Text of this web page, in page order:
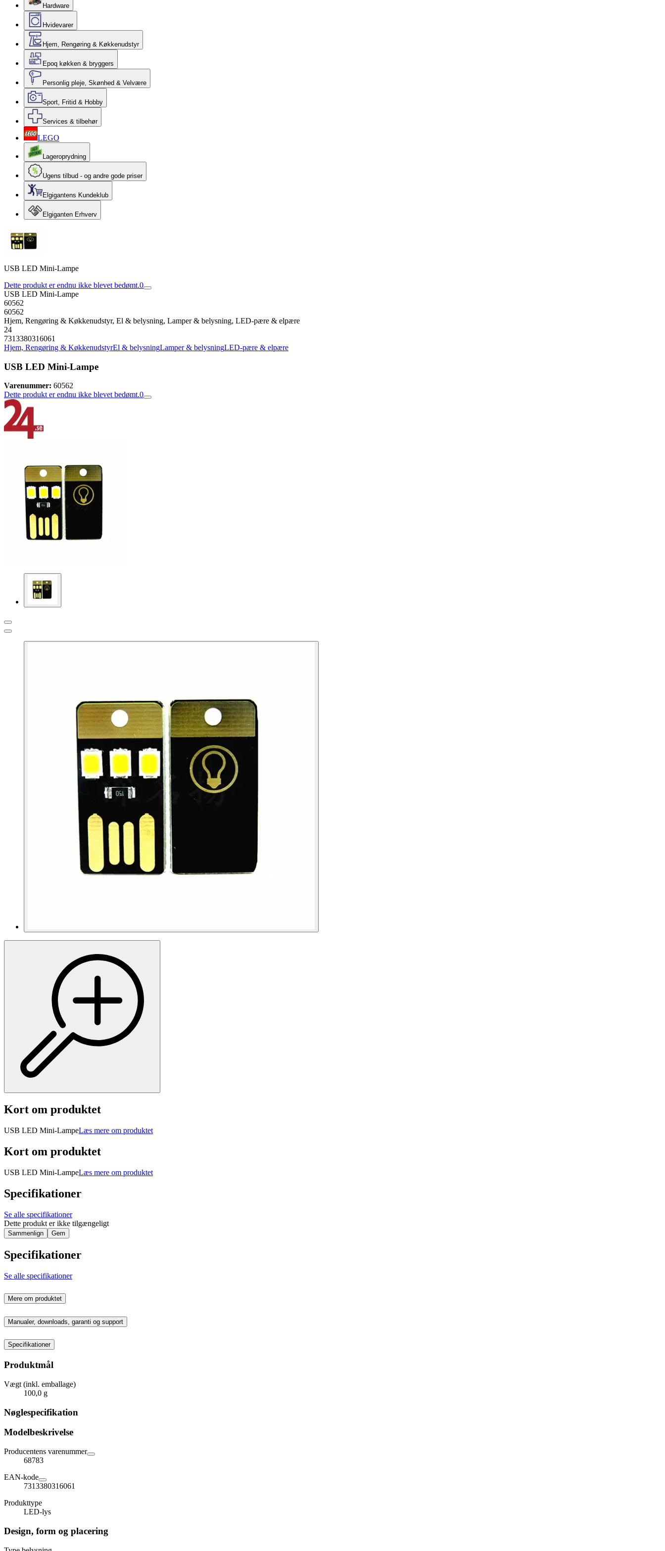
Hardware
Hvidevarer
Hjem, Rengøring & Køkkenudstyr
Epoq køkken & bryggers
Personlig pleje, Skønhed & Velvære
Sport, Fritid & Hobby
Services & tilbehør
LEGO
Lageroprydning
Ugens tilbud - og andre gode priser
Elgigantens Kundeklub
Elgiganten Erhverv
USB LED Mini-Lampe
Dette produkt er endnu ikke blevet bedømt.0
USB LED Mini-Lampe
60562
60562
Hjem, Rengøring & Køkkenudstyr, El & belysning, Lamper & belysning, LED-pære & elpære
24
7313380316061
Hjem, Rengøring & KøkkenudstyrEl & belysningLamper & belysningLED-pære & elpære
USB LED Mini-Lampe
Varenummer: 60562
Dette produkt er endnu ikke blevet bedømt.0
Kort om produktet
USB LED Mini-LampeLæs mere om produktet
Kort om produktet
USB LED Mini-LampeLæs mere om produktet
Specifikationer
Se alle specifikationer
Dette produkt er ikke tilgængeligt
Sammenlign Gem
Specifikationer
Se alle specifikationer
Mere om produktet
Manualer, downloads, garanti og support
Specifikationer
Produktmål
Vægt (inkl. emballage)
100,0 g
Nøglespecifikation
Modelbeskrivelse
Producentens varenummer
68783
EAN-kode
7313380316061
Produkttype
LED-lys
Design, form og placering